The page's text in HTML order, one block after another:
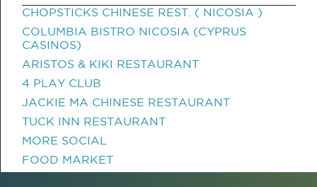
CHOPSTICKS CHINESE REST. ( NICOSIA )
COLUMBIA BISTRO NICOSIA (CYPRUS
CASINOS)
ARISTOS & KIKI RESTAURANT
4 PLAY CLUB
JACKIE MA CHINESE RESTAURANT
TUCK INN RESTAURANT
MORE SOCIAL
FOOD MARKET